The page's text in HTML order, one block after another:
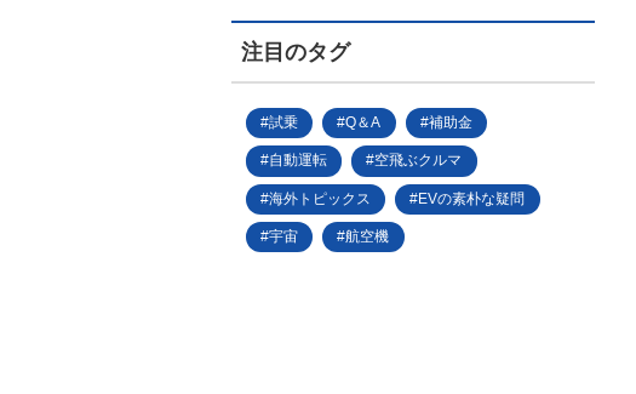
注目のタグ
試乗 Q＆A 補助金
自動運転 空飛ぶクルマ
海外トピックス EVの素朴な疑問
宇宙 航空機